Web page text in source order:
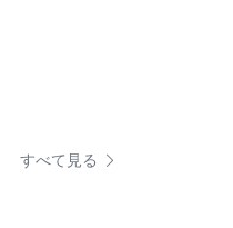
すべて見る